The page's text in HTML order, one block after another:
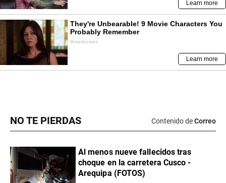
NO TE PIERDAS Contenido deCorreo
Al menos nueve fallecidos tras
choque en la carretera Cusco -
Arequipa (FOTOS)